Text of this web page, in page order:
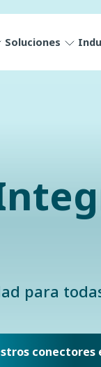
Soluciones
para
conectores